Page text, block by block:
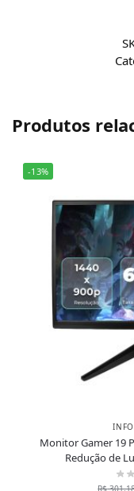
Produtos
-13%
Monitor Gamer 19
Redução de
R$